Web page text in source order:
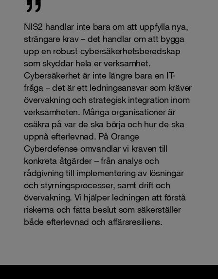
NIS2 handlar inte bara om att uppfylla nya,
strängare krav – det handlar om att bygga
upp en robust cybersäkerhetsberedskap
som skyddar hela er verksamhet.
Cybersäkerhet är inte längre bara en IT-
fråga – det är ett ledningsansvar som kräver
övervakning och strategisk integration inom
verksamheten. Många organisationer är
osäkra på var de ska börja och hur de ska
uppnå efterlevnad. På Orange
Cyberdefense omvandlar vi kraven till
konkreta åtgärder – från analys och
rådgivning till implementering av lösningar
och styrningsprocesser, samt drift och
övervakning. Vi hjälper ledningen att förstå
riskerna och fatta beslut som säkerställer
både efterlevnad och affärsresiliens.